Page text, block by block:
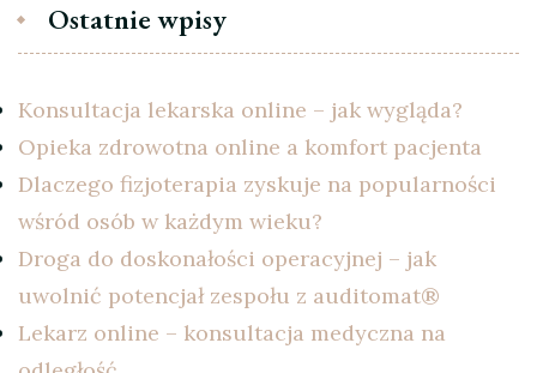
Ostatnie wpisy
Konsultacja lekarska online – jak wygląda?
Opieka zdrowotna online a komfort pacjenta
Dlaczego fizjoterapia zyskuje na popularności
wśród osób w każdym wieku?
Droga do doskonałości operacyjnej – jak
uwolnić potencjał zespołu z auditomat®
Lekarz online – konsultacja medyczna na